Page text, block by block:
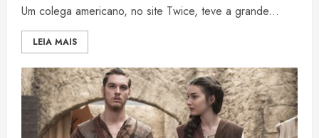
Um colega americano, no site Twice, teve a grande...
LEIA MAIS